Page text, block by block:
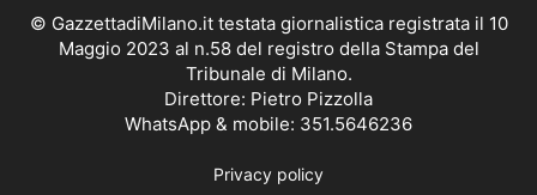
© GazzettadiMilano.it testata giornalistica registrata il 10
Maggio 2023 al n.58 del registro della Stampa del
Tribunale di Milano.
Direttore: Pietro Pizzolla
WhatsApp & mobile: 351.5646236
Privacy policy